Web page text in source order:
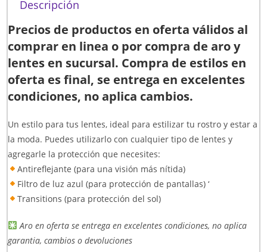
Descripción
Precios de productos en oferta válidos al
comprar en linea o por compra de aro y
lentes en sucursal. Compra de estilos en
oferta es final, se entrega en excelentes
condiciones, no aplica cambios.
Un estilo para tus lentes, ideal para estilizar tu rostro y estar a
la moda. Puedes utilizarlo con cualquier tipo de lentes y
agregarle la protección que necesites:
Antireflejante (para una visión más nítida)
Filtro de luz azul (para protección de pantallas) ‘
Transitions (para protección del sol)
Aro en oferta se entrega en excelentes condiciones, no aplica
garantia, cambios o devoluciones